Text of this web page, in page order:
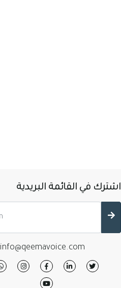
اشترك في القائمة البريدية
info@qeemavoice.com